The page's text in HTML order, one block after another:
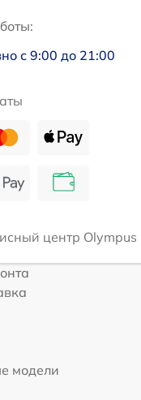
с 9:00 до 21:00
центр Olympus
модели